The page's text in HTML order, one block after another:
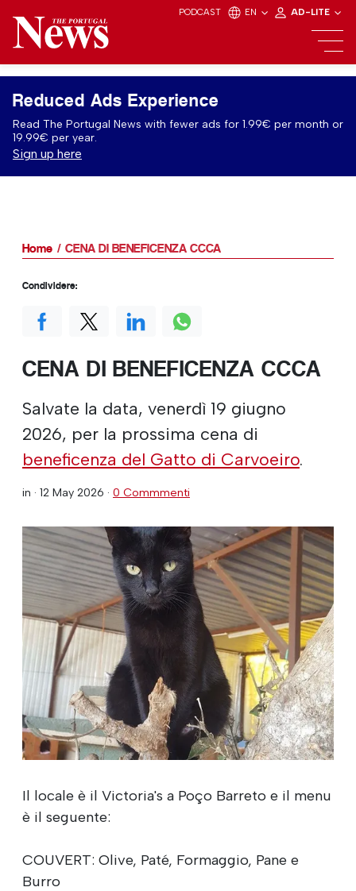
PODCAST EN AD-LITE
Reduced Ads Experience
Read The Portugal News with fewer ads for 1.99€ per month or
19.99€ per year.
Sign up here
Home CENA DI BENEFICENZA CCCA
CENA DI BENEFICENZA CCCA
Salvate la data, venerdì 19 giugno
2026, per la prossima cena di
beneficenza del Gatto di Carvoeiro.
in · 12 May 2026 · 0 Commmenti
Il locale è il Victoria's a Poço Barreto e il menu
è il seguente:
COUVERT: Olive, Paté, Formaggio, Pane e
Burro
Condividere: